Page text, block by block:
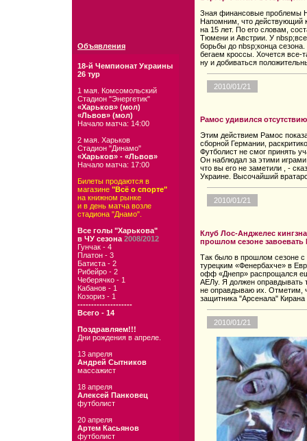
Объявления
18-й Чемпионат Украины
26 тур
1 мая. Комсомольский
Стадион "Энергетик"
«Харьков» (мол)
«Львов» (мол)
Начало матча: 14:00
2 мая. Харьков
Стадион "Динамо"
«Харьков» - «Львов»
Начало матча: 17:00
Билеты продаются в
магазине "Всё о спорте"
на книжном рынке
и в день матча возле
стадиона "Днамо".
Все голы "Харькова"
в ЧУ сезона 2008/2012
Гунчак - 4
Платон - 3
Батиста - 2
Рибейро - 2
Чеберячко - 1
Кабанов - 1
Козориз - 1
--------------------
Всего - 14
Поздравляем!!!
Дни рождения в апреле.
13 апреля
Андрей Сытников
массажист
18 апреля
Алексей Панковец
футболист
20 апреля
Артем Касьянов
футболист
Зная финансовые проблемы
Напомним, что действующий
на 15 лет. По его словам,
Тюмени и Австрии. У
борьбы до nbsp;конца
бегаем кроссы. Хочется все-
ну и добиваться
2010/01/21
Рамос удивился
Этим действием Рамос
сборной Германии,
Футболист не смог принять
Он наблюдал за этими играми
что вы его не заметили , -
Украине. Высочайший
2010/01/21
Клуб Лос-Анджелес
прошлом сезоне завоевать
Так было в прошлом сезоне
турецким «Фенербахче» в
офф «Днепр» распрощался
АЕЛу. Я должен оправдывать
не оправдываю их. Отметим,
защитника "Арсенала" Кирана
2010/01/21